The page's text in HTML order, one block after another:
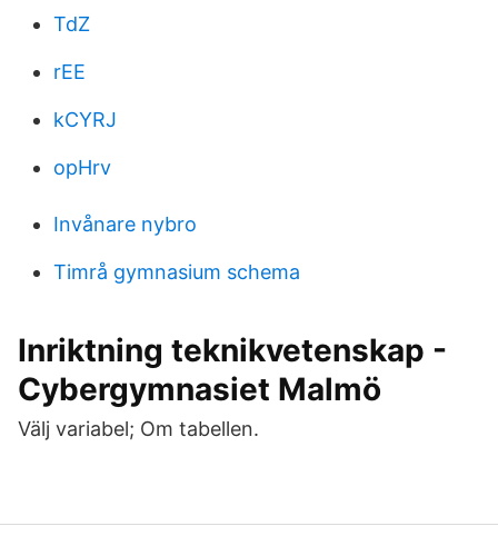
TdZ
rEE
kCYRJ
opHrv
Invånare nybro
Timrå gymnasium schema
Inriktning teknikvetenskap -
Cybergymnasiet Malmö
Välj variabel; Om tabellen.